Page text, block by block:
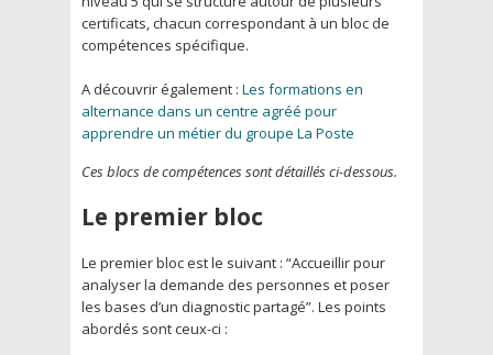
certificats, chacun correspondant à un bloc de
compétences spécifique.
A découvrir également : Les formations en
alternance dans un centre agréé pour
apprendre un métier du groupe La Poste
Ces blocs de compétences sont détaillés ci-dessous.
Le premier bloc
Le premier bloc est le suivant : “Accueillir pour
analyser la demande des personnes et poser
les bases d’un diagnostic partagé”. Les points
abordés sont ceux-ci :